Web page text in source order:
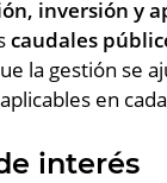
inversión y
caudales
la gestión se
en
interés